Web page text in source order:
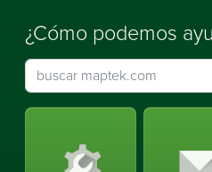
¿Cómo podemos